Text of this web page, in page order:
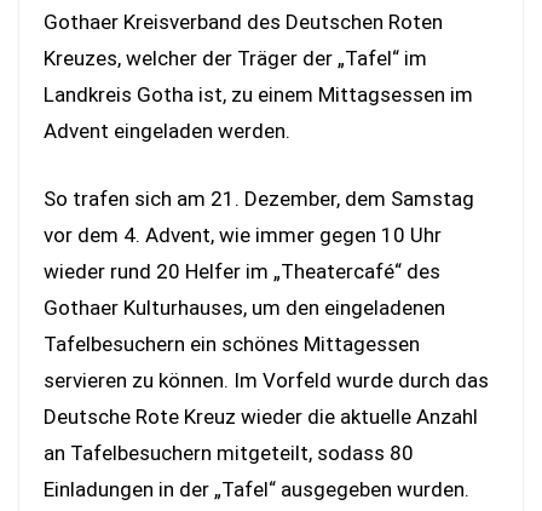
Gothaer Kreisverband des Deutschen Roten
Kreuzes, welcher der Träger der „Tafel“ im
Landkreis Gotha ist, zu einem Mittagsessen im
Advent eingeladen werden.
So trafen sich am 21. Dezember, dem Samstag
vor dem 4. Advent, wie immer gegen 10 Uhr
wieder rund 20 Helfer im „Theatercafé“ des
Gothaer Kulturhauses, um den eingeladenen
Tafelbesuchern ein schönes Mittagessen
servieren zu können. Im Vorfeld wurde durch das
Deutsche Rote Kreuz wieder die aktuelle Anzahl
an Tafelbesuchern mitgeteilt, sodass 80
Einladungen in der „Tafel“ ausgegeben wurden.